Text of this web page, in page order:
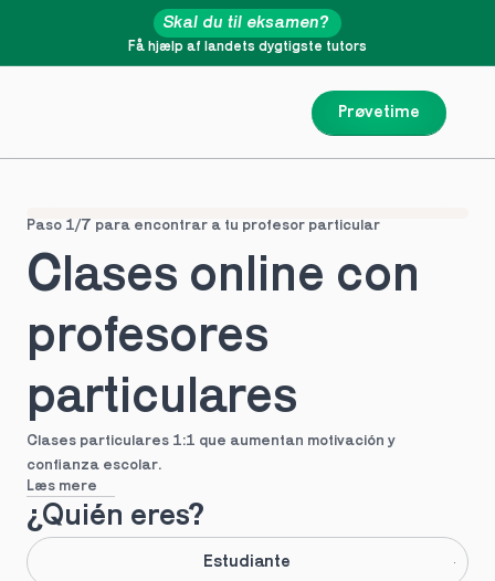
Prøvetime
Få hjælp af landets dygtigste tutors
Skal du til eksamen?
Paso 1/7 para encontrar a tu profesor particular
Clases online con
profesores
particulares
Clases particulares 1:1 que aumentan motivación y
confianza escolar.
Læs mere
¿Quién eres?
Estudiante